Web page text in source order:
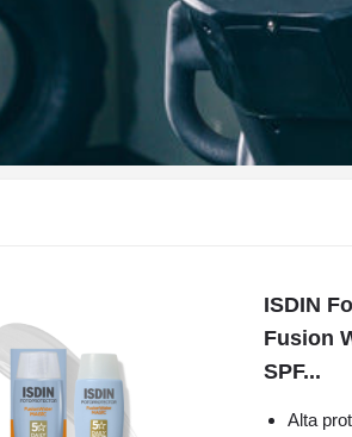
Llamar
ISDIN
Fusion
SPF...
Alta